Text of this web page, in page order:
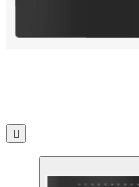
